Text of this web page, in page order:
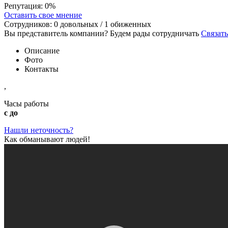
Репутация: 0%
Оставить свое мнение
Сотрудников: 0 довольных / 1 обиженных
Вы представитель компании? Будем рады сотрудничать
Описание
Фото
Контакты
,
Часы работы
с до
Нашли неточность?
Как обманывают людей!